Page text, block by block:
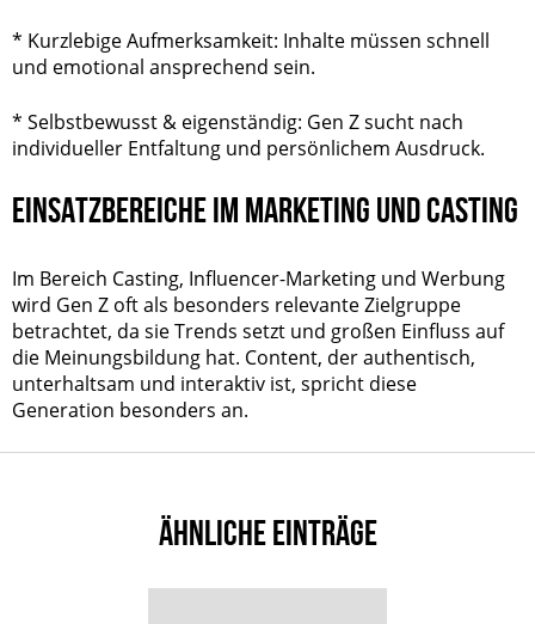
* Kurzlebige Aufmerksamkeit: Inhalte müssen schnell
und emotional ansprechend sein.
* Selbstbewusst & eigenständig: Gen Z sucht nach
individueller Entfaltung und persönlichem Ausdruck.
EINSATZBEREICHE IM MARKETING UND CASTING
Im Bereich Casting, Influencer-Marketing und Werbung
wird Gen Z oft als besonders relevante Zielgruppe
betrachtet, da sie Trends setzt und großen Einfluss auf
die Meinungsbildung hat. Content, der authentisch,
unterhaltsam und interaktiv ist, spricht diese
Generation besonders an.
ÄHNLICHE EINTRÄGE